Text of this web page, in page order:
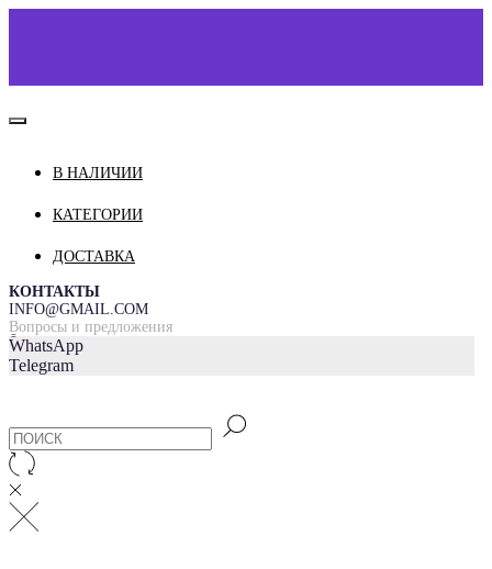
О НАС
ДОСТАВКА И ОПЛАТА
=
В НАЛИЧИИ
КАТЕГОРИИ
ДОСТАВКА
КОНТАКТЫ
INFO@GMAIL.COM
Вопросы и предложения
WhatsApp
Telegram